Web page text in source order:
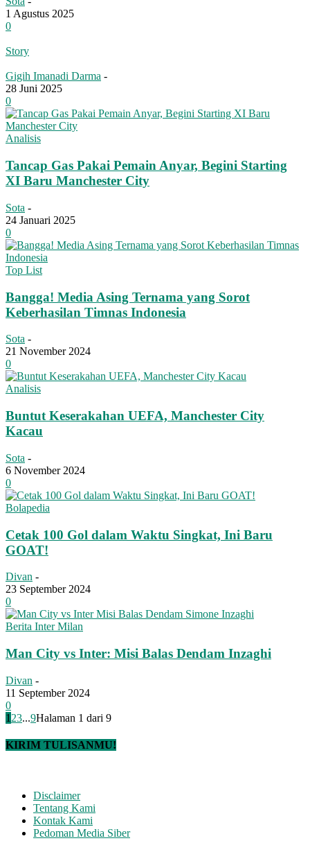
1 Agustus 2025
0
Story
Gigih Imanadi Darma -
28 Juni 2025
0
Analisis
Tancap Gas Pakai Pemain Anyar, Begini Starting
XI Baru Manchester City
Sota -
24 Januari 2025
0
Top List
Bangga! Media Asing Ternama yang Sorot
Keberhasilan Timnas Indonesia
Sota -
21 November 2024
0
Analisis
Buntut Keserakahan UEFA, Manchester City
Kacau
Sota -
6 November 2024
0
Bolapedia
Cetak 100 Gol dalam Waktu Singkat, Ini Baru
GOAT!
Divan -
23 September 2024
0
Berita Inter Milan
Man City vs Inter: Misi Balas Dendam Inzaghi
Divan -
11 September 2024
0
1 23...9Halaman 1 dari 9
KIRIM TULISANMU!
Disclaimer
Tentang Kami
Kontak Kami
Pedoman Media Siber